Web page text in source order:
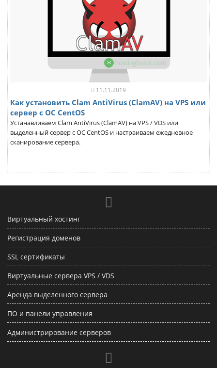
11.11.2019
Как установить Clam AntiVirus (ClamAV) на VPS или
сервер с ОС CentOS
Устанавливаем Clam AntiVirus (ClamAV) на VPS / VDS или
выделенный сервер с ОС CentOS и настраиваем ежедневное
сканирование сервера.
Виртуальный хостинг
Регистрация доменов
SSL сертификаты
Виртуальные сервера VPS / VDS
Аренда выделенного сервера
ПО и панели управления
Администрирование серверов